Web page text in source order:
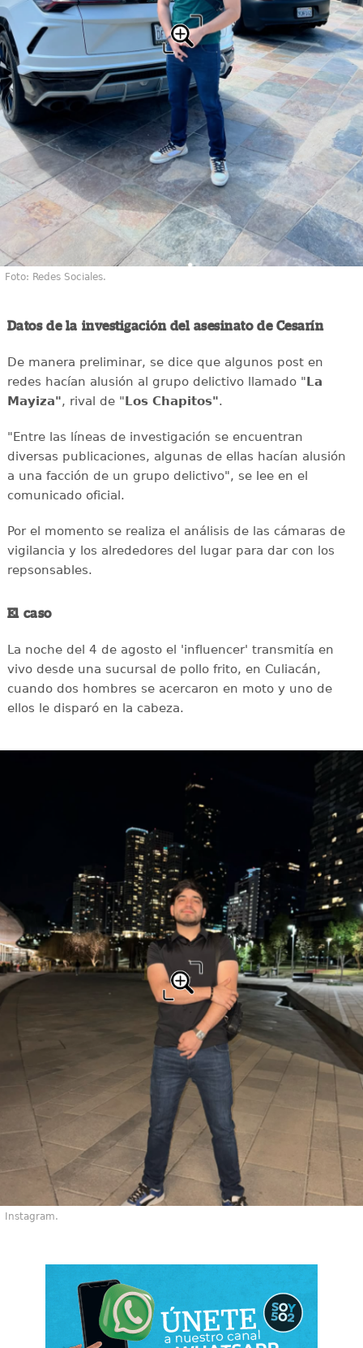
Foto: Redes Sociales.
Datos de la investigación del asesinato de Cesarín
De manera preliminar, se dice que algunos post en
redes hacían alusión al grupo delictivo llamado " La
Mayiza", rival de " Los Chapitos".
"Entre las líneas de investigación se encuentran
diversas publicaciones, algunas de ellas hacían alusión
a una facción de un grupo delictivo", se lee en el
comunicado oficial.
Por el momento se realiza el análisis de las cámaras de
vigilancia y los alrededores del lugar para dar con los
repsonsables.
El caso
La noche del 4 de agosto el 'influencer' transmitía en
vivo desde una sucursal de pollo frito, en Culiacán,
cuando dos hombres se acercaron en moto y uno de
ellos le disparó en la cabeza.
Instagram.